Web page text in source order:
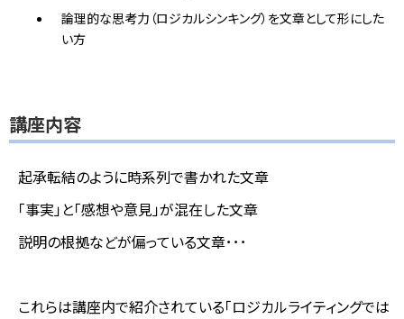
論理的な思考力（ロジカルシンキング）を文章として形にした
い方
講座内容
起承転結のように時系列で書かれた文章
「事実」と「感想や意見」が混在した文章
説明の根拠などが偏っている文章･･･
これらは講座内で紹介されている「ロジカルライティングでは